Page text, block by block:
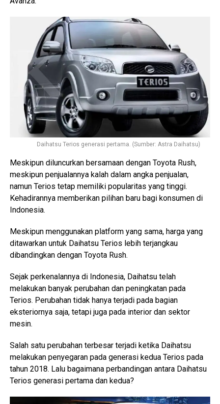
Daihatsu Terios generasi pertama. (Sumber: Astra Daihatsu)
Meskipun diluncurkan bersamaan dengan Toyota Rush,
meskipun penjualannya kalah dalam angka penjualan,
namun Terios tetap memiliki popularitas yang tinggi.
Kehadirannya memberikan pilihan baru bagi konsumen di
Indonesia.
Meskipun menggunakan platform yang sama, harga yang
ditawarkan untuk Daihatsu Terios lebih terjangkau
dibandingkan dengan Toyota Rush.
Sejak perkenalannya di Indonesia, Daihatsu telah
melakukan banyak perubahan dan peningkatan pada
Terios. Perubahan tidak hanya terjadi pada bagian
eksteriornya saja, tetapi juga pada interior dan sektor
mesin.
Salah satu perubahan terbesar terjadi ketika Daihatsu
melakukan penyegaran pada generasi kedua Terios pada
tahun 2018. Lalu bagaimana perbandingan antara Daihatsu
Terios generasi pertama dan kedua?